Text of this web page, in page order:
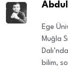
Ege
Muğla
bilim,